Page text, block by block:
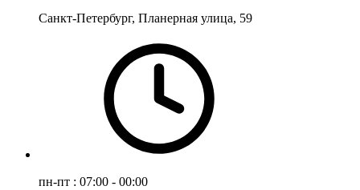
Санкт-Петербург, Планерная улица, 59
пн-пт : 07:00 - 00:00